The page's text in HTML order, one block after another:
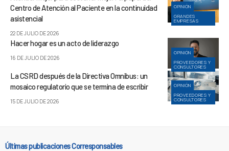
OPINIÓN
GRANDES
EMPRESAS
Centro de Atención al Paciente en la continuidad
asistencial
22 DE JULIO DE 2026
OPINIÓN
PROVEEDORES Y
CONSULTORES
Hacer hogar es un acto de liderazgo
16 DE JULIO DE 2026
OPINIÓN
PROVEEDORES Y
CONSULTORES
La CSRD después de la Directiva Omnibus: un
mosaico regulatorio que se termina de escribir
15 DE JULIO DE 2026
Últimas publicaciones Corresponsables